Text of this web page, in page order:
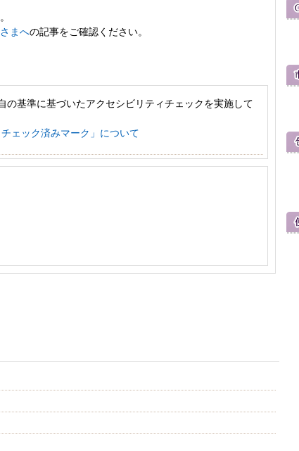
まへの記事をご確認ください。
の基準に基づいたアクセシビリティチェックを実施して
チェック済みマーク」について